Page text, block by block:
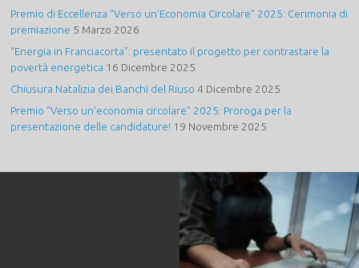
Premio di Eccellenza “Verso un’Economia Circolare” 2025: Cerimonia di
premiazione 5 Marzo 2026
“Energia in Franciacorta”: presentato il progetto per contrastare la
povertà energetica 16 Dicembre 2025
Chiusura Natalizia dei Banchi del Riuso 4 Dicembre 2025
Premio “Verso un’economia circolare” 2025: Proroga per la
presentazione delle candidature! 19 Novembre 2025